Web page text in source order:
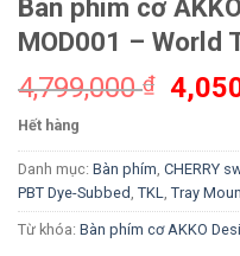
Bàn phím cơ
MOD001 – World
4,799,000₫
Hết hàng
Danh mục: Bàn phím CHERRY
PBT Dye-Subbed TKL Tray
Từ khóa: Bàn phím cơ AKKO